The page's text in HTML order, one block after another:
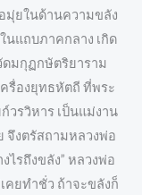
มุ่ยในด้านความขลัง
นแถบภาคกลาง เกิด
ดมกุฏกษัตริยาราม
รื่องยุทธหัตถี ที่พระ
วรวิหาร เป็นแม่งาน
จึงตรัสถามหลวงพ่อ
ไรถึงขลัง” หลวงพ่อ
คยทำชั่ว ถ้าจะขลังก็